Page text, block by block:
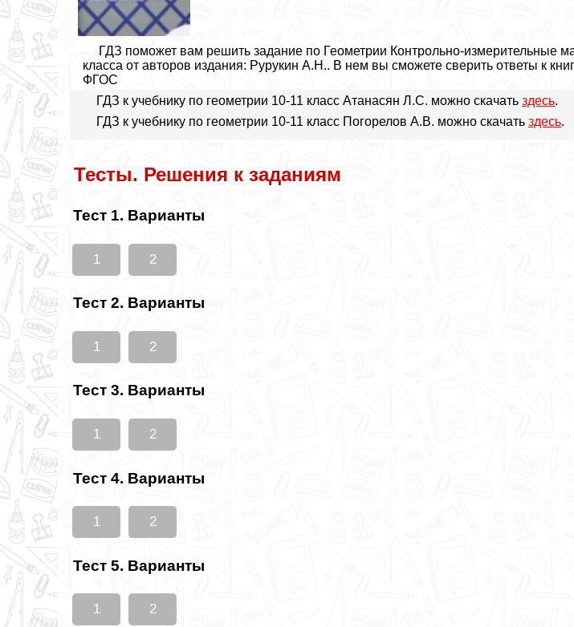
ГДЗ поможет вам решить задание по Геометрии Контрольно-измерительные
класса от авторов издания: Рурукин А.Н.. В нем вы сможете сверить ответы к
ФГОС
ГДЗ к учебнику по геометрии 10-11 класс Атанасян Л.С. можно скачать здесь.
ГДЗ к учебнику по геометрии 10-11 класс Погорелов А.В. можно скачать здесь.
Тесты. Решения к заданиям
Тест 1. Варианты
1 2
Тест 2. Варианты
1 2
Тест 3. Варианты
1 2
Тест 4. Варианты
1 2
Тест 5. Варианты
1 2